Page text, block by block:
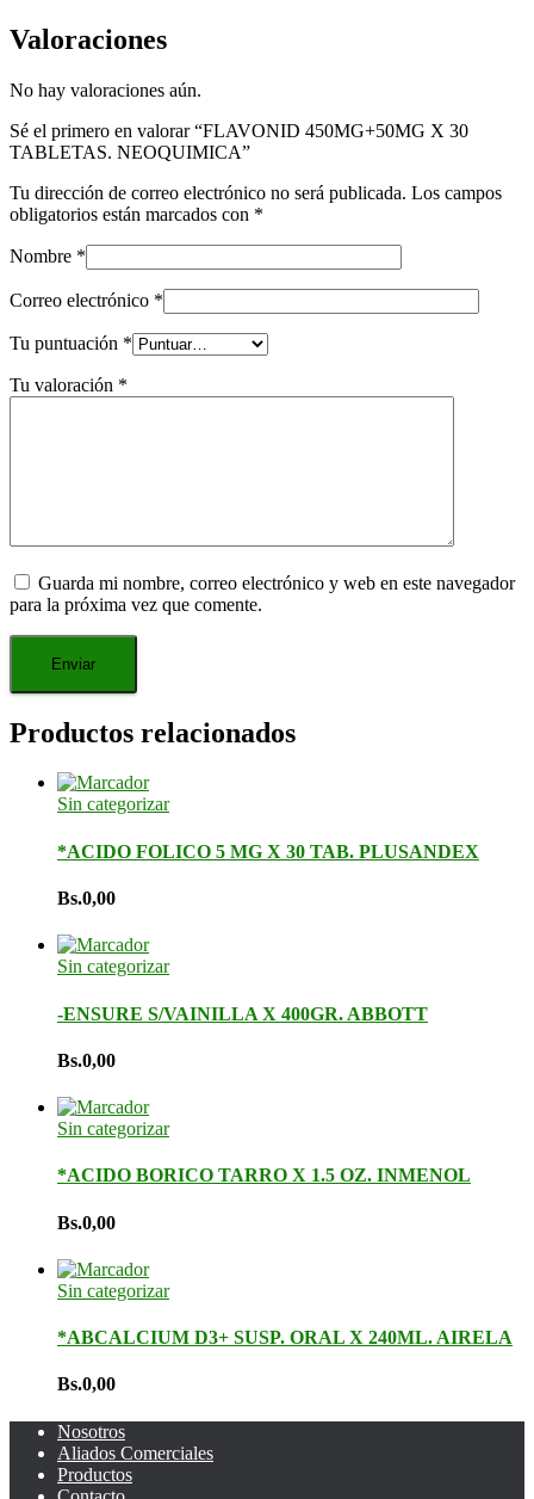
Valoraciones
No hay valoraciones aún.
Sé el primero en valorar “FLAVONID 450MG+50MG X 30
TABLETAS. NEOQUIMICA”
Tu dirección de correo electrónico no será publicada. Los campos
obligatorios están marcados con *
Nombre *
Correo electrónico *
Tu puntuación *
Tu valoración *
Guarda mi nombre, correo electrónico y web en este navegador
para la próxima vez que comente.
Productos relacionados
Sin categorizar
*ACIDO FOLICO 5 MG X 30 TAB. PLUSANDEX
Bs.0,00
Sin categorizar
-ENSURE S/VAINILLA X 400GR. ABBOTT
Bs.0,00
Sin categorizar
*ACIDO BORICO TARRO X 1.5 OZ. INMENOL
Bs.0,00
Sin categorizar
*ABCALCIUM D3+ SUSP. ORAL X 240ML. AIRELA
Bs.0,00
Nosotros
Aliados Comerciales
Productos